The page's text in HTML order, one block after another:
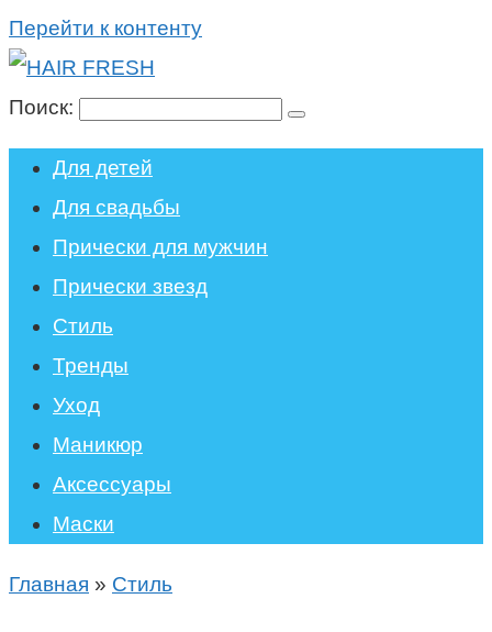
Перейти к контенту
Поиск:
Для детей
Для свадьбы
Прически для мужчин
Прически звезд
Стиль
Тренды
Уход
Маникюр
Аксессуары
Маски
Главная » Стиль